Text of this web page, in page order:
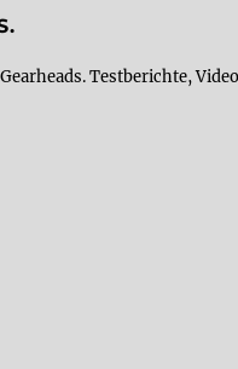
Testberichte,